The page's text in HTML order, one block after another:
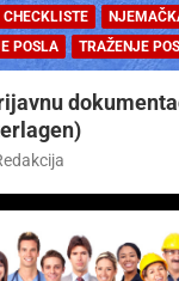
CHECKLISTE
POSLA
TRAŽENJE